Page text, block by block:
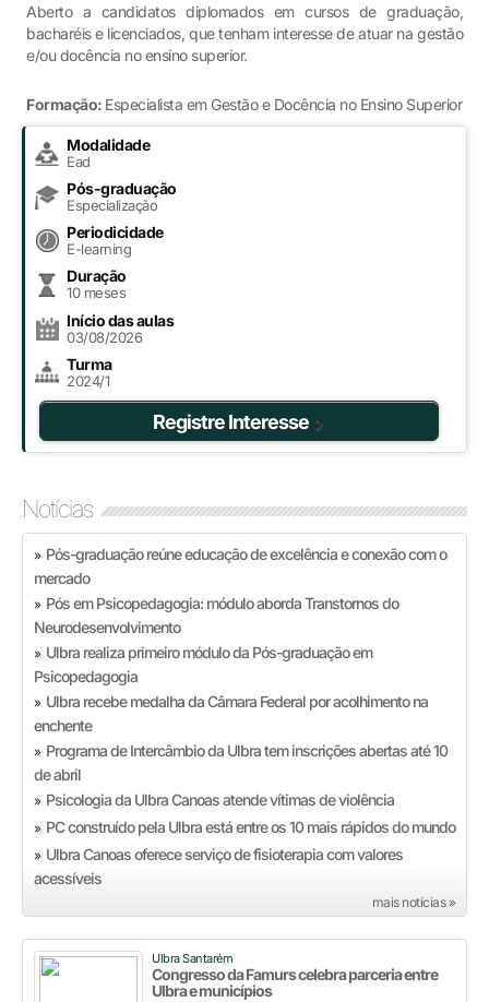
Aberto a candidatos diplomados em cursos de graduação,
bacharéis e licenciados, que tenham interesse de atuar na gestão
e/ou docência no ensino superior.
Formação: Especialista em Gestão e Docência no Ensino Superior
Modalidade
Ead
Pós-graduação
Especialização
Periodicidade
E-learning
Duração
10 meses
Início das aulas
03/08/2026
Turma
2024/1
Registre Interesse
Notícias
» Pós-graduação reúne educação de excelência e conexão com o
mercado
» Pós em Psicopedagogia: módulo aborda Transtornos do
Neurodesenvolvimento
» Ulbra realiza primeiro módulo da Pós-graduação em
Psicopedagogia
» Ulbra recebe medalha da Câmara Federal por acolhimento na
enchente
» Programa de Intercâmbio da Ulbra tem inscrições abertas até 10
de abril
» Psicologia da Ulbra Canoas atende vítimas de violência
» PC construído pela Ulbra está entre os 10 mais rápidos do mundo
» Ulbra Canoas oferece serviço de fisioterapia com valores
acessíveis
mais notícias »
Ulbra Santarém
Congresso da Famurs celebra parceria entre
Ulbra e municípios